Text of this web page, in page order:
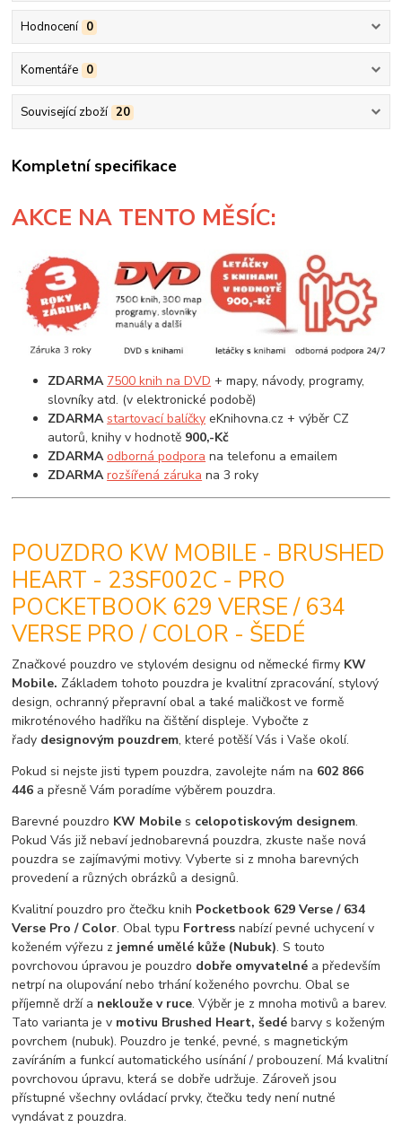
Hodnocení 0
Komentáře 0
Související zboží 20
Kompletní specifikace
AKCE NA TENTO MĚSÍC:
ZDARMA 7500 knih na DVD + mapy, návody, programy,
slovníky atd. (v elektronické podobě)
ZDARMA startovací balíčky eKnihovna.cz + výběr CZ
autorů, knihy v hodnotě 900,-Kč
ZDARMA odborná podpora na telefonu a emailem
ZDARMA rozšířená záruka na 3 roky
POUZDRO KW MOBILE - BRUSHED
HEART - 23SF002C - PRO
POCKETBOOK 629 VERSE / 634
VERSE PRO / COLOR - ŠEDÉ
Značkové pouzdro ve stylovém designu od německé firmy KW
Mobile. Základem tohoto pouzdra je kvalitní zpracování, stylový
design, ochranný přepravní obal a také maličkost ve formě
mikroténového hadříku na čištění displeje. Vybočte z
řady designovým pouzdrem, které potěší Vás i Vaše okolí.
Pokud si nejste jisti typem pouzdra, zavolejte nám na 602 866
446 a přesně Vám poradíme výběrem pouzdra.
Barevné pouzdro KW Mobile s celopotiskovým designem.
Pokud Vás již nebaví jednobarevná pouzdra, zkuste naše nová
pouzdra se zajímavými motivy. Vyberte si z mnoha barevných
provedení a různých obrázků a designů.
Kvalitní pouzdro pro čtečku knih Pocketbook 629 Verse / 634
Verse Pro / Color. Obal typu Fortress nabízí pevné uchycení v
koženém výřezu z jemné umělé kůže (Nubuk). S touto
povrchovou úpravou je pouzdro dobře omyvatelné a především
netrpí na olupování nebo trhání koženého povrchu. Obal se
příjemně drží a neklouže v ruce. Výběr je z mnoha motivů a barev.
Tato varianta je v motivu Brushed Heart, šedébarvy s koženým
povrchem (nubuk). Pouzdro je tenké, pevné, s magnetickým
zavíráním a funkcí automatického usínání / probouzení. Má kvalitní
povrchovou úpravu, která se dobře udržuje. Zároveň jsou
přístupné všechny ovládací prvky, čtečku tedy není nutné
vyndávat z pouzdra.